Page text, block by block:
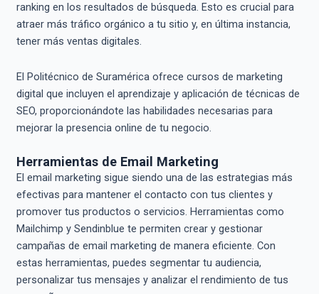
ranking en los resultados de búsqueda. Esto es crucial para
atraer más tráfico orgánico a tu sitio y, en última instancia,
tener más ventas digitales.
El Politécnico de Suramérica ofrece cursos de marketing
digital que incluyen el aprendizaje y aplicación de técnicas de
SEO, proporcionándote las habilidades necesarias para
mejorar la presencia online de tu negocio.
Herramientas de Email Marketing
El email marketing sigue siendo una de las estrategias más
efectivas para mantener el contacto con tus clientes y
promover tus productos o servicios. Herramientas como
Mailchimp y Sendinblue te permiten crear y gestionar
campañas de email marketing de manera eficiente. Con
estas herramientas, puedes segmentar tu audiencia,
personalizar tus mensajes y analizar el rendimiento de tus